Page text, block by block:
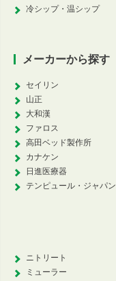
冷シップ・温シップ
メーカーから探す
セイリン
山正
大和漢
ファロス
高田ベッド製作所
カナケン
日進医療器
テンピュール・ジャパン
ニトリート
ミューラー